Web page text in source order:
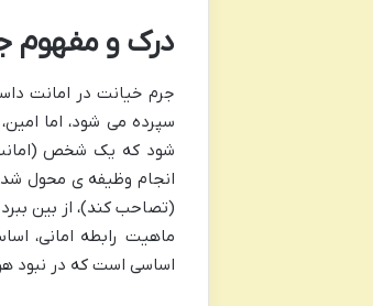
درک و مفهوم
جرم خیانت در امانت
سپرده می شود، اما
شود که یک شخص (امانت
انجام وظیفه ی محول
(تصاحب کند)، از بین
ماهیت رابطه امانی،
اساسی است که در نبود